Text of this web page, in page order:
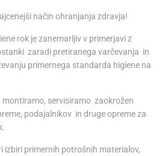
način ohranjanja zdravja!
rok je zanemarljiv v primerjavi z
zaradi pretiranega varčevanja in
primernega standarda higiene na
montiramo, servisiramo zaokrožen
podajalnikov in druge opreme za
izbiri primernih potrošnih materialov,